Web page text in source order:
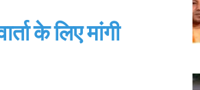
के लिए मांगी